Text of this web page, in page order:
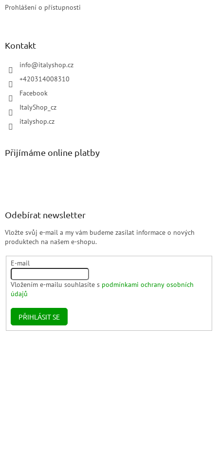
Prohlášení o přístupnosti
Kontakt
info@italyshop.cz
+420314008310
Facebook
ItalyShop_cz
italyshop.cz
Přijímáme online platby
Odebírat newsletter
Vložte svůj e-mail a my vám budeme zasílat informace o nových
produktech na našem e-shopu.
E-mail
Vložením e-mailu souhlasíte s podmínkami ochrany osobních
údajů
PŘIHLÁSIT SE